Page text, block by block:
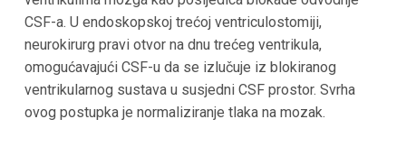
CSF-a. U endoskopskoj trećoj ventriculostomiji,
neurokirurg pravi otvor na dnu trećeg ventrikula,
omogućavajući CSF-u da se izlučuje iz blokiranog
ventrikularnog sustava u susjedni CSF prostor. Svrha
ovog postupka je normaliziranje tlaka na mozak.